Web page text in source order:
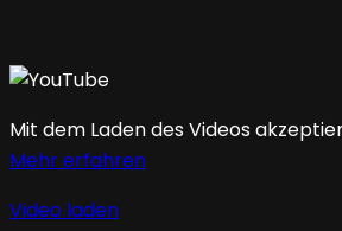
Mit dem Laden des Videos
Mehr erfahren
Video laden